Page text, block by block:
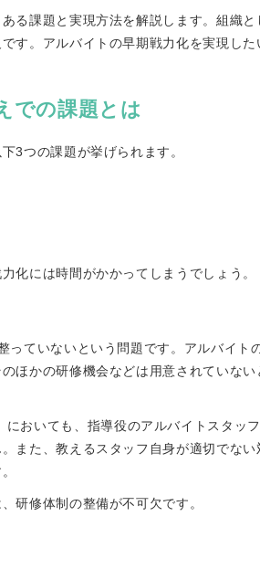
る課題と実現方法を解説します。組織と
す。アルバイトの早期戦力化を実現した
での課題とは
3つの課題が挙げられます。
化には時間がかかってしまうでしょう。
っていないという問題です。アルバイト
ほかの研修機会などは用意されていない
おいても、指導役のアルバイトスタッ
また、教えるスタッフ自身が適切でない
研修体制の整備が不可欠です。